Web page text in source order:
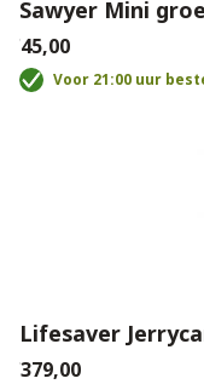
Sawyer Mini
€45,00
Voor 21:00 uur
Lifesaver
€379,00